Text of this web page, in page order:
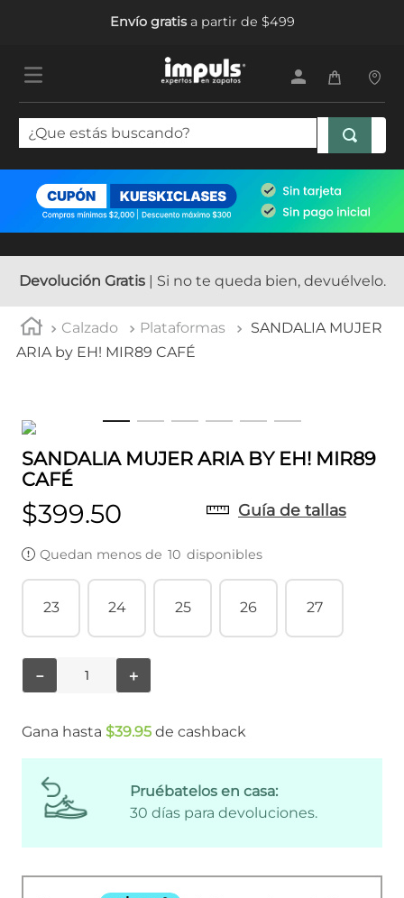
Envío gratisa partir de $499
¿Que estás buscando?
Devolución Gratis| Si no te queda bien, devuélvelo.
Calzado Plataformas
SANDALIA MUJER
ARIA by EH! MIR89 CAFÉ
SANDALIA MUJER ARIA BY EH! MIR89
CAFÉ
$399.50 Guía de tallas
Quedan menos de 10 disponibles
23 24 25 26 27
＋
－
Gana hasta $39.95 de cashback
Pruébatelos en casa:
30 días para devoluciones.
TÉRMINOS MÁS BUSCADOS
.
tenis mujer
tenis hombre
5. tenis